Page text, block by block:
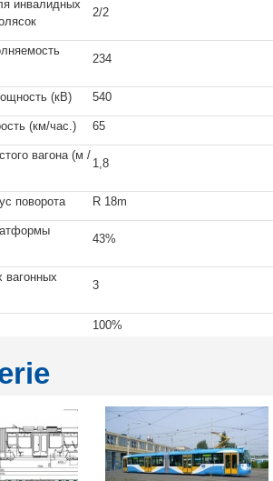
инвалидных
2/2
234
(кВ) 540
(км/час.) 65
вагона (м /
1,8
поворота R 18m
43%
вагонных
3
100%